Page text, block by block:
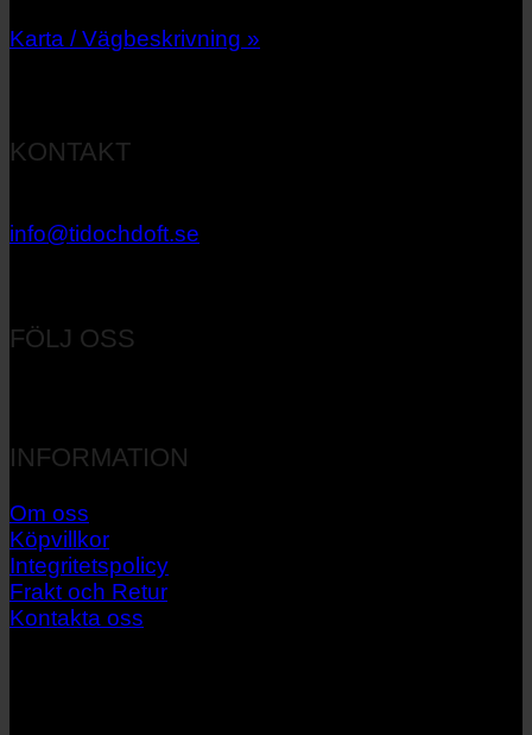
Karta / Vägbeskrivning »
KONTAKT
info@tidochdoft.se
FÖLJ OSS
INFORMATION
Om oss
Köpvillkor
Integritetspolicy
Frakt och Retur
Kontakta oss